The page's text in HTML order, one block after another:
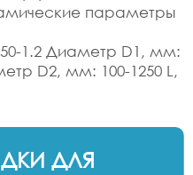
параметры
1.2 Диаметр D1, мм:
D2, мм: 100-1250 L,
ДЛЯ